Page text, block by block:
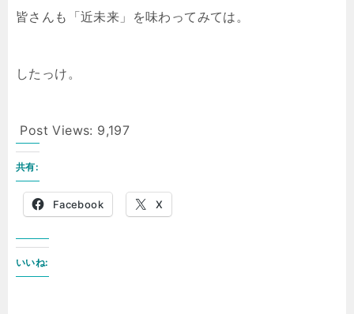
皆さんも「近未来」を味わってみては。
したっけ。
Post Views: 9,197
共有:
Facebook X
いいね: